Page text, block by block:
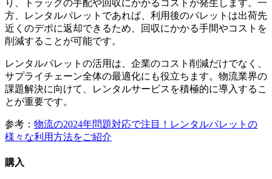
り、トラックの手配や回収にかかるコストが発生します。一
方、レンタルパレットであれば、利用後のパレットは出荷先
近くのデポに返却できるため、回収にかかる手間やコストを
削減することが可能です。
レンタルパレットの活用は、企業のコスト削減だけでなく、
サプライチェーン全体の最適化にも役立ちます。物流業界の
課題解決に向けて、レンタルサービスを積極的に導入するこ
とが重要です。
参考： 物流の2024年問題対応で注目！レンタルパレットの
様々な利用方法をご紹介
購入